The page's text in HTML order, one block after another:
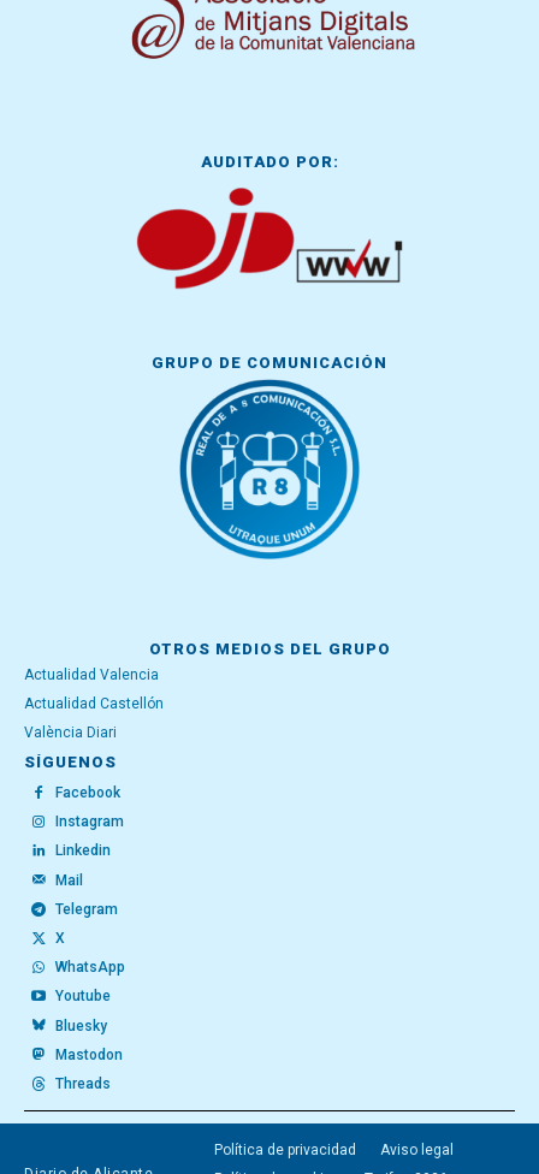
AUDITADO POR:
GRUPO DE COMUNICACIÓN
OTROS MEDIOS DEL GRUPO
Actualidad Valencia
Actualidad Castellón
València Diari
SÍGUENOS
Facebook
Instagram
Linkedin
Mail
Telegram
X
WhatsApp
Youtube
Bluesky
Mastodon
Threads
Política de privacidad
Aviso legal